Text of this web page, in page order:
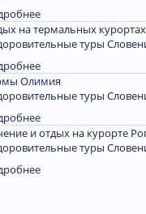
на термальных
туры
Олимия
туры
и отдых на курорте
туры